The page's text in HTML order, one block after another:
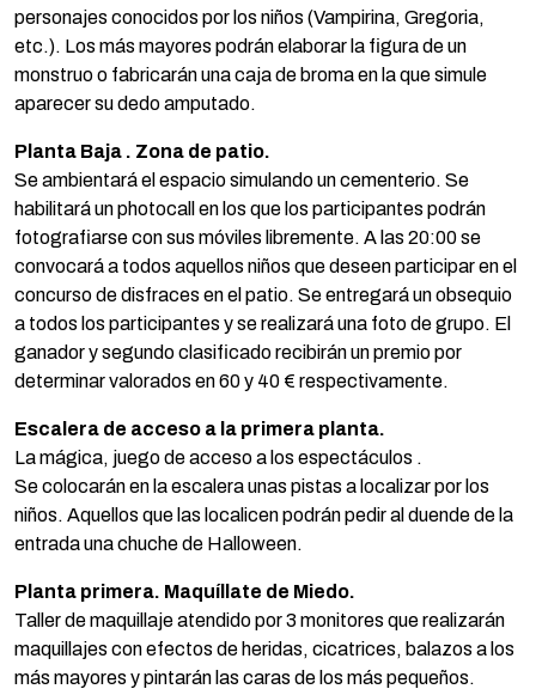
personajes conocidos por los niños (Vampirina, Gregoria,
etc.). Los más mayores podrán elaborar la figura de un
monstruo o fabricarán una caja de broma en la que simule
aparecer su dedo amputado.
Planta Baja . Zona de patio.
Se ambientará el espacio simulando un cementerio. Se
habilitará un photocall en los que los participantes podrán
fotografiarse con sus móviles libremente. A las 20:00 se
convocará a todos aquellos niños que deseen participar en el
concurso de disfraces en el patio. Se entregará un obsequio
a todos los participantes y se realizará una foto de grupo. El
ganador y segundo clasificado recibirán un premio por
determinar valorados en 60 y 40 € respectivamente.
Escalera de acceso a la primera planta.
La mágica, juego de acceso a los espectáculos .
Se colocarán en la escalera unas pistas a localizar por los
niños. Aquellos que las localicen podrán pedir al duende de la
entrada una chuche de Halloween.
Planta primera. Maquíllate de Miedo.
Taller de maquillaje atendido por 3 monitores que realizarán
maquillajes con efectos de heridas, cicatrices, balazos a los
más mayores y pintarán las caras de los más pequeños.